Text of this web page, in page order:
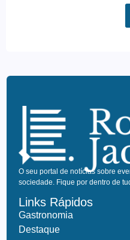
O seu portal de notícias sobre
sociedade. Fique por dentro de
Links Rápidos
Gastronomia
Destaque